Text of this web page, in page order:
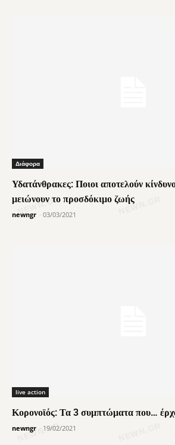
Διάφορα
Υδατάνθρακες: Ποιοι αποτελούν
μειώνουν το προσδόκιμο ζωής
newngr - 03/03/2021
live action
Κορονοϊός: Τα 3 συμπτώματα που…
newngr - 19/02/2021